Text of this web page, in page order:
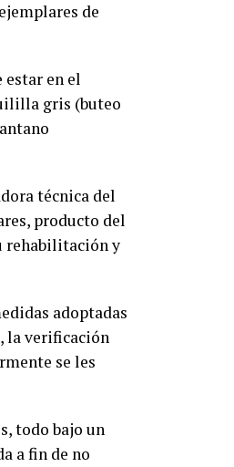
de
estar en el
gris (buteo
técnica del
producto del
rehabilitación y
adoptadas
la verificación
se les
todo bajo un
a fin de no